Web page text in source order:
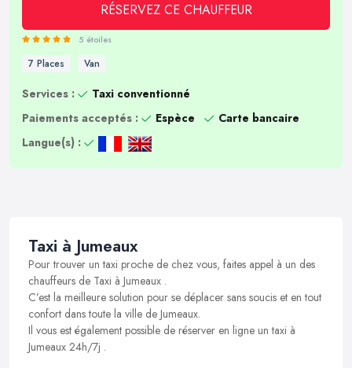
RÉSERVEZ CE CHAUFFEUR
5 étoiles
7 Places Van
Services :
Taxi conventionné
Paiements acceptés :
Espèce
Carte bancaire
Langue(s) :
Taxi à Jumeaux
Pour trouver un taxi proche de chez vous, faites appel à un des
chauffeurs de Taxi à Jumeaux .
C’est la meilleure solution pour se déplacer sans soucis et en tout
confort dans toute la ville de Jumeaux.
Il vous est également possible de réserver en ligne un taxi à
Jumeaux 24h/7j .